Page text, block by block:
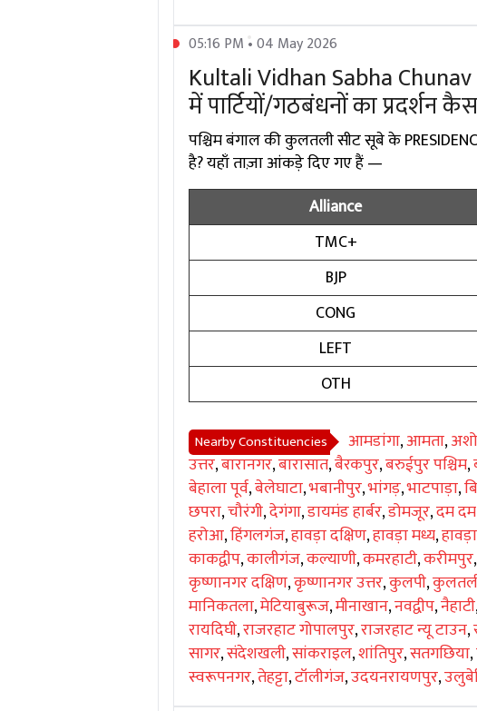
05:16 PM • 04 May 2026
Kultali Vidhan Sabha Chunav
में पार्टियों/गठबंधनों का प्रदर्शन
पश्चिम बंगाल की कुलतली सीट सूबे के
है? यहाँ ताज़ा आंकड़े दिए गए हैं —
Alliance
TMC+
BJP
CONG
LEFT
OTH
Nearby Constituencies आमडांगा,आमता,
उत्तर,बारानगर,बारासात,बैरकपुर,बरुईपुर पश्चिम,
बेहाला पूर्व,बेलेघाटा,भबानीपुर,भांगड़,भाटपाड़ा,
छपरा,चौरंगी,देगंगा,डायमंड हार्बर,डोमजूर,दम दम
हरोआ,हिंगलगंज,हावड़ा दक्षिण,हावड़ा मध्य,
काकद्वीप,कालीगंज,कल्याणी,कमरहाटी,करीमपुर,
कृष्णानगर दक्षिण,कृष्णानगर उत्तर,कुलपी,
मानिकतला,मेटियाबुरूज,मीनाखान,नवद्वीप,नैहाटी
रायदिघी,राजरहाट गोपालपुर,राजरहाट न्यू टाउन,
सागर,संदेशखली,सांकराइल,शांतिपुर,सतगछिया,
स्वरूपनगर,तेहट्टा,टॉलीगंज,उदयनरायणपुर,